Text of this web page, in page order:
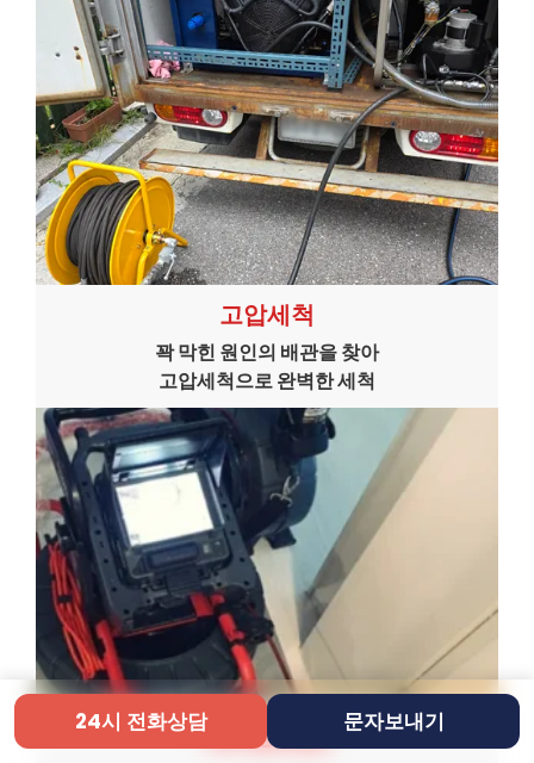
24시 전화상담 문자보내기
고압세척
꽉 막힌 원인의 배관을 찾아
고압세척으로 완벽한 세척
내시경 진단